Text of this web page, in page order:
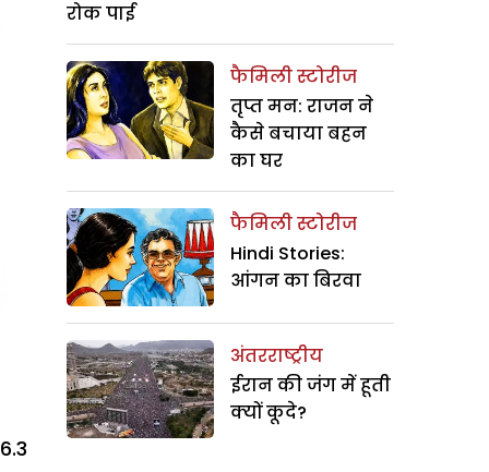
रोक पाई
फैमिली स्टोरीज
तृप्त मन: राजन ने
कैसे बचाया बहन
का घर
फैमिली स्टोरीज
Hindi Stories:
आंगन का बिरवा
अंतरराष्ट्रीय
ईरान की जंग में हूती
क्यों कूदे?